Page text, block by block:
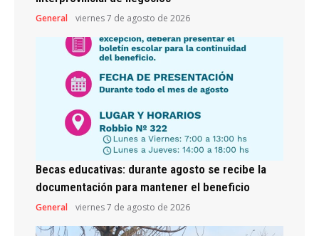
General viernes 7 de agosto de 2026
Becas educativas: durante agosto se recibe la
documentación para mantener el beneficio
General viernes 7 de agosto de 2026